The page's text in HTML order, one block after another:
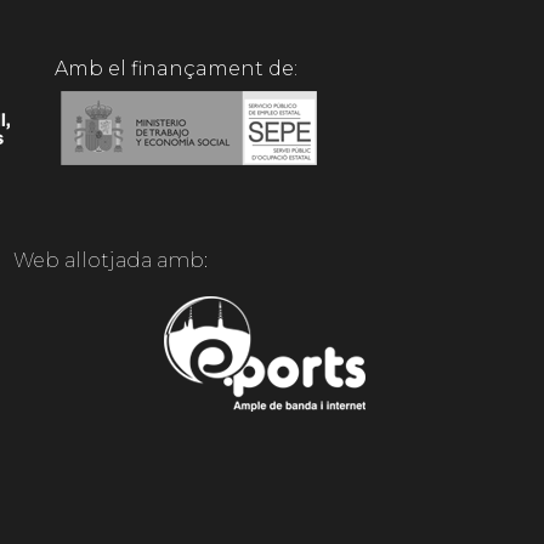
Amb el finançament de:
Web allotjada amb: